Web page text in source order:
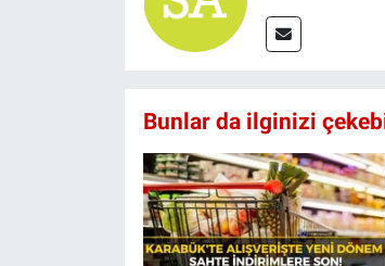
Bunlar da ilginizi